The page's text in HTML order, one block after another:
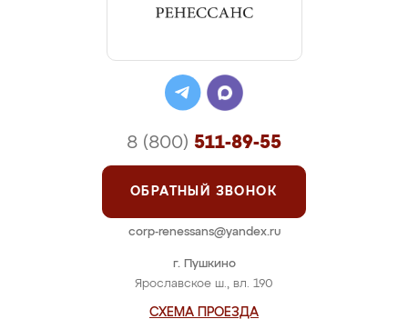
г. Пушкино
Ярославское ш., вл. 190
СХЕМА ПРОЕЗДА
8 (800) 511-89-55
ОБРАТНЫЙ ЗВОНОК
corp-renessans@yandex.ru